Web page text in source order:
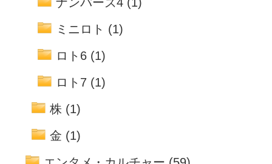
ミニロト (1)
ロト6 (1)
ロト7 (1)
株 (1)
金 (1)